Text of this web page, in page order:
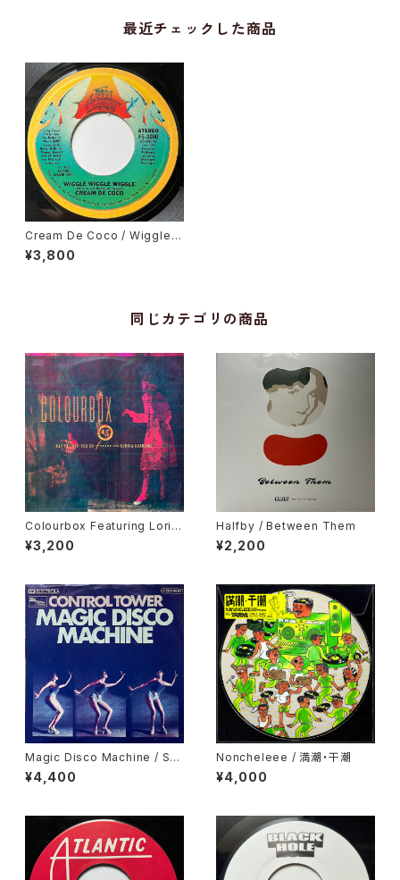
最近チェックした商品
Cream De Coco / Wiggle
Wiggle Wiggle, Disco Strut
¥3,800
同じカテゴリの商品
Colourbox Featuring Lorita
Grahame / Baby I Love You
So
¥3,200
Halfby / Between Them
¥2,200
Magic Disco Machine / Scr
atchin'
¥4,400
Noncheleee / 満潮・干潮
¥4,000